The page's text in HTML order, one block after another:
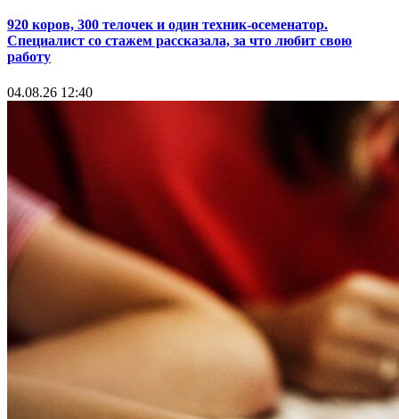
920 коров, 300 телочек и один техник-осеменатор.
Специалист со стажем рассказала, за что любит свою
работу
04.08.26 12:40